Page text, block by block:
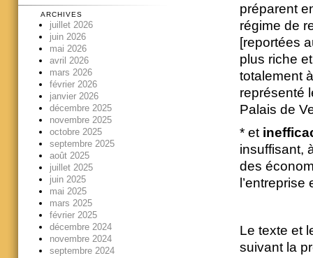
préparent
régime de
[reportées
plus riche
totalement
représenté
Palais de
* et
insuffisant,
des
Le texte et
suivant la
ARCHIVES
juillet 2026
juin 2026
mai 2026
avril 2026
mars 2026
février 2026
janvier 2026
décembre 2025
novembre 2025
octobre 2025
septembre 2025
août 2025
juillet 2025
juin 2025
mai 2025
mars 2025
février 2025
décembre 2024
novembre 2024
septembre 2024